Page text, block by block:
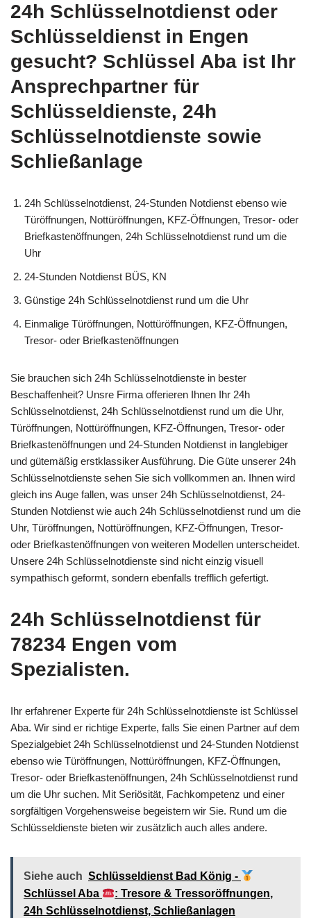
24h Schlüsselnotdienst oder
Schlüsseldienst in Engen
gesucht? Schlüssel Aba ist Ihr
Ansprechpartner für
Schlüsseldienste, 24h
Schlüsselnotdienste sowie
Schließanlage
24h Schlüsselnotdienst, 24-Stunden Notdienst ebenso wie
Türöffnungen, Nottüröffnungen, KFZ-Öffnungen, Tresor- oder
Briefkastenöffnungen, 24h Schlüsselnotdienst rund um die
Uhr
24-Stunden Notdienst BÜS, KN
Günstige 24h Schlüsselnotdienst rund um die Uhr
Einmalige Türöffnungen, Nottüröffnungen, KFZ-Öffnungen,
Tresor- oder Briefkastenöffnungen
Sie brauchen sich 24h Schlüsselnotdienste in bester
Beschaffenheit? Unsre Firma offerieren Ihnen Ihr 24h
Schlüsselnotdienst, 24h Schlüsselnotdienst rund um die Uhr,
Türöffnungen, Nottüröffnungen, KFZ-Öffnungen, Tresor- oder
Briefkastenöffnungen und 24-Stunden Notdienst in langlebiger
und gütemäßig erstklassiker Ausführung. Die Güte unserer 24h
Schlüsselnotdienste sehen Sie sich vollkommen an. Ihnen wird
gleich ins Auge fallen, was unser 24h Schlüsselnotdienst, 24-
Stunden Notdienst wie auch 24h Schlüsselnotdienst rund um die
Uhr, Türöffnungen, Nottüröffnungen, KFZ-Öffnungen, Tresor-
oder Briefkastenöffnungen von weiteren Modellen unterscheidet.
Unsere 24h Schlüsselnotdienste sind nicht einzig visuell
sympathisch geformt, sondern ebenfalls trefflich gefertigt.
24h Schlüsselnotdienst für
78234 Engen vom
Spezialisten.
Ihr erfahrener Experte für 24h Schlüsselnotdienste ist Schlüssel
Aba. Wir sind er richtige Experte, falls Sie einen Partner auf dem
Spezialgebiet 24h Schlüsselnotdienst und 24-Stunden Notdienst
ebenso wie Türöffnungen, Nottüröffnungen, KFZ-Öffnungen,
Tresor- oder Briefkastenöffnungen, 24h Schlüsselnotdienst rund
um die Uhr suchen. Mit Seriösität, Fachkompetenz und einer
sorgfältigen Vorgehensweise begeistern wir Sie. Rund um die
Schlüsseldienste bieten wir zusätzlich auch alles andere.
Siehe auch Schlüsseldienst Bad König -
Schlüssel Aba
: Tresore & Tressoröffnungen,
24h Schlüsselnotdienst, Schließanlagen